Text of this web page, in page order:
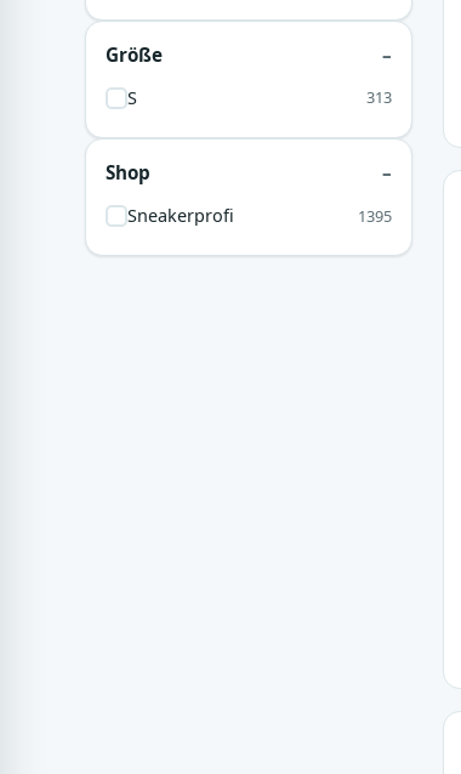
Größe
S 313
Shop
Sneakerprofi 1395